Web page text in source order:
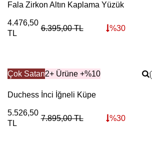
Fala Zirkon Altın Kaplama Yüzük
4.476,50
TL
6.395,00TL %30
Çok Satan2+ Ürüne +%10
Duchess İnci İğneli Küpe
5.526,50
TL
7.895,00TL %30